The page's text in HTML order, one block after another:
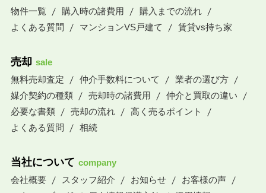
物件一覧
購入時の諸費用
購入までの流れ
よくある質問
マンションVS戸建て 賃貸vs持ち家
売却 sale
無料売却査定
仲介手数料について
業者の選び方
媒介契約の種類
売却時の諸費用
仲介と買取の違い
必要な書類
売却の流れ
高く売るポイント
よくある質問
相続
当社について company
会社概要
スタッフ紹介 お知らせ
お客様の声